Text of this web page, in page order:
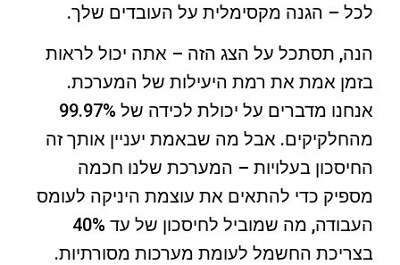
לכל – הגנה מקסימלית על העובדים שלך.
הנה, תסתכל על הצג הזה – אתה יכול לראות
בזמן אמת את רמת היעילות של המערכת.
אנחנו מדברים על יכולת לכידה של 99.97%
מהחלקיקים. אבל מה שבאמת יעניין אותך זה
החיסכון בעלויות – המערכת שלנו חכמה
מספיק כדי להתאים את עוצמת היניקה לעומס
העבודה, מה שמוביל לחיסכון של עד 40%
בצריכת החשמל לעומת מערכות מסורתיות.